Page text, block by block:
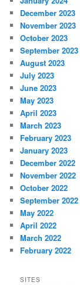
December 2023
November 2023
October 2023
September 2023
August 2023
July 2023
June 2023
May 2023
April 2023
March 2023
February 2023
January 2023
December 2022
November 2022
October 2022
September 2022
May 2022
April 2022
March 2022
February 2022
SITES